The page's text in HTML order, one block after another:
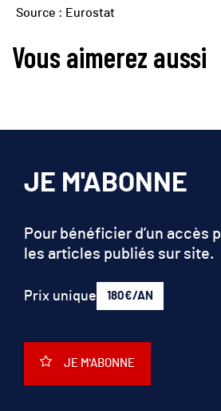
Source : Eurostat
Vous aimerez aussi
JE M'ABONNE
Pour bénéficier d’un accès
les articles publiés sur site.
Prix unique 180€/AN
JE M'ABONNE